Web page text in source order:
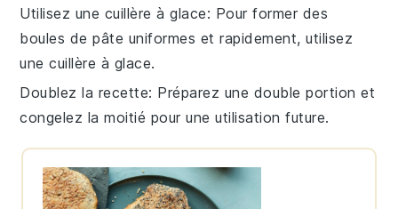
Utilisez une cuillère à glace: Pour former des
boules de pâte uniformes et rapidement, utilisez
une cuillère à glace.
Doublez la recette: Préparez une double portion et
congelez la moitié pour une utilisation future.